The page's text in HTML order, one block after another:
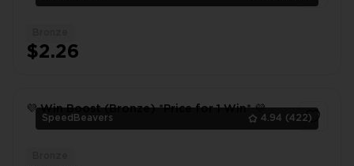
$2.26
SpeedBeavers 4.94 (422)
💜 Win Boost (Bronze) *Price for 1 Win* 💜